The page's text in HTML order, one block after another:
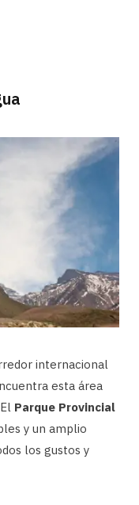
internacional
esta área
Parque Provincial
y un amplio
los gustos y